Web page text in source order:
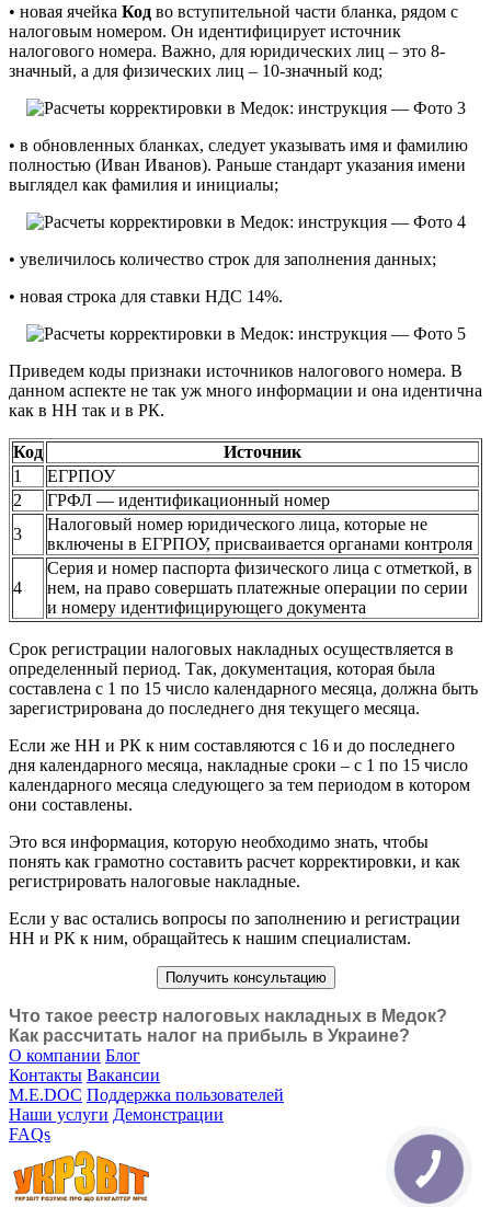
• новая ячейка Код во вступительной части бланка, рядом с
налоговым номером. Он идентифицирует источник
налогового номера. Важно, для юридических лиц – это 8-
значный, а для физических лиц – 10-значный код;
• в обновленных бланках, следует указывать имя и фамилию
полностью (Иван Иванов). Раньше стандарт указания имени
выглядел как фамилия и инициалы;
• увеличилось количество строк для заполнения данных;
• новая строка для ставки НДС 14%.
Приведем коды признаки источников налогового номера. В
данном аспекте не так уж много информации и она идентична
как в НН так и в РК.
Код
Источник
1
ЕГРПОУ
2
ГРФЛ — идентификационный номер
3
Налоговый номер юридического лица, которые не
включены в ЕГРПОУ, присваивается органами контроля
4
Серия и номер паспорта физического лица с отметкой, в
нем, на право совершать платежные операции по серии
и номеру идентифицирующего документа
Срок регистрации налоговых накладных осуществляется в
определенный период. Так, документация, которая была
составлена с 1 по 15 число календарного месяца, должна быть
зарегистрирована до последнего дня текущего месяца.
Если же НН и РК к ним составляются с 16 и до последнего
дня календарного месяца, накладные сроки – с 1 по 15 число
календарного месяца следующего за тем периодом в котором
они составлены.
Это вся информация, которую необходимо знать, чтобы
понять как грамотно составить расчет корректировки, и как
регистрировать налоговые накладные.
Если у вас остались вопросы по заполнению и регистрации
НН и РК к ним, обращайтесь к нашим специалистам.
Получить консультацию
Что такое реестр налоговых накладных в Медок?
Как рассчитать налог на прибыль в Украине?
О компании Блог
Контакты Вакансии
M.E.DOC Поддержка пользователей
Наши услуги Демонстрации
FAQs